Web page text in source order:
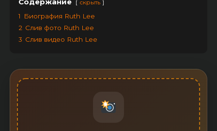
скрыть
1
Биография Ruth Lee
2 Слив фото Ruth Lee
3 Слив видео Ruth Lee